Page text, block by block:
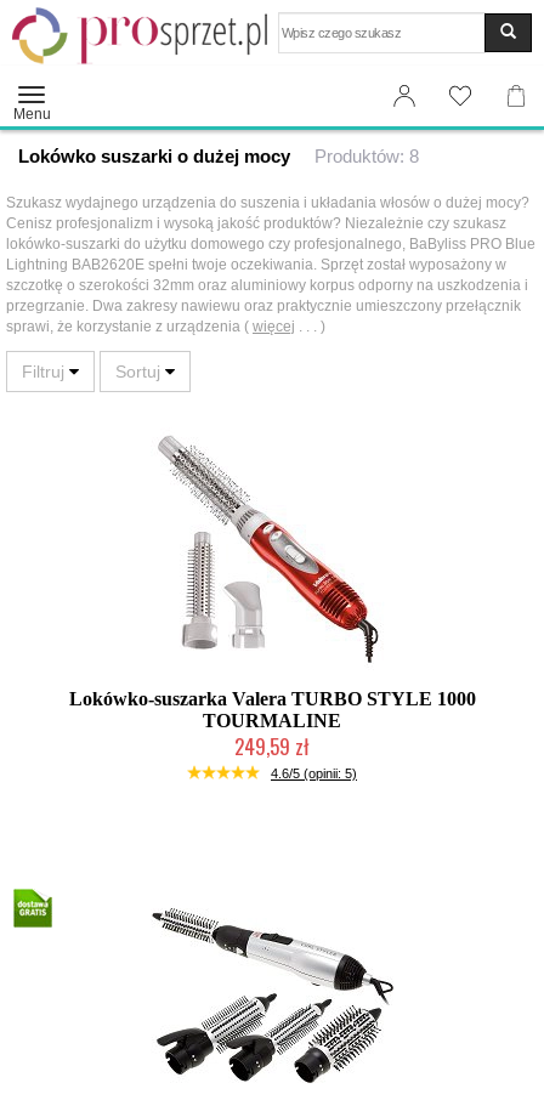
Menu
Lokówko suszarki o dużej mocy Produktów: 8
Szukasz wydajnego urządzenia do suszenia i układania włosów o dużej mocy?
Cenisz profesjonalizm i wysoką jakość produktów? Niezależnie czy szukasz
lokówko-suszarki do użytku domowego czy profesjonalnego, BaByliss PRO Blue
Lightning BAB2620E spełni twoje oczekiwania. Sprzęt został wyposażony w
szczotkę o szerokości 32mm oraz aluminiowy korpus odporny na uszkodzenia i
przegrzanie. Dwa zakresy nawiewu oraz praktycznie umieszczony przełącznik
sprawi, że korzystanie z urządzenia ( więcej . . . )
Lokówko-suszarka Valera TURBO STYLE 1000
TOURMALINE
249,59 zł
Duża ilość (wysyłka w 24h)
4.6/5 (opinii: 5)